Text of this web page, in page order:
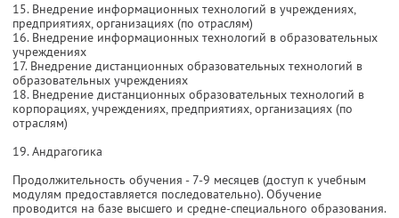
15. Внедрение информационных технологий в учреждениях,
предприятиях, организациях (по отраслям)
16. Внедрение информационных технологий в образовательных
учреждениях
17. Внедрение дистанционных образовательных технологий в
образовательных учреждениях
18. Внедрение дистанционных образовательных технологий в
корпорациях, учреждениях, предприятиях, организациях (по
отраслям)
19. Андрагогика
Продолжительность обучения - 7-9 месяцев (доступ к учебным
модулям предоставляется последовательно). Обучение
проводится на базе высшего и средне-специального образования.